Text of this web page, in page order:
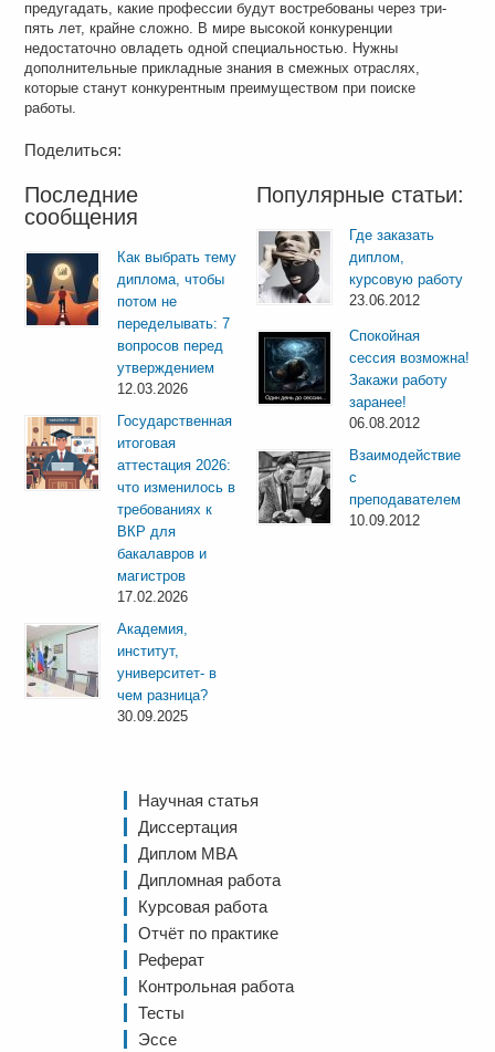
предугадать, какие профессии будут востребованы через три-
пять лет, крайне сложно. В мире высокой конкуренции
недостаточно овладеть одной специальностью. Нужны
дополнительные прикладные знания в смежных отраслях,
которые станут конкурентным преимуществом при поиске
работы.
Поделиться:
Последние
сообщения
Как выбрать тему
диплома, чтобы
потом не
переделывать: 7
вопросов перед
утверждением
12.03.2026
Государственная
итоговая
аттестация 2026:
что изменилось в
требованиях к
ВКР для
бакалавров и
магистров
17.02.2026
Академия,
институт,
университет- в
чем разница?
30.09.2025
Популярные статьи:
Где заказать
диплом,
курсовую работу
23.06.2012
Спокойная
сессия возможна!
Закажи работу
заранее!
06.08.2012
Взаимодействие
с
преподавателем
10.09.2012
Научная статья
Диссертация
Диплом MBA
Дипломная работа
Курсовая работа
Отчёт по практике
Реферат
Контрольная работа
Тесты
Эссе